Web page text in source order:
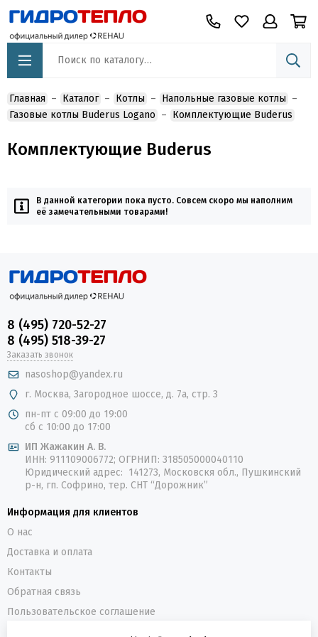
Главная Каталог Котлы
Напольные газовые котлы
Газовые котлы Buderus Logano
Комплектующие Buderus
Комплектующие Buderus
В данной категории пока пусто. Совсем скоро мы наполним
её замечательными товарами!
8 (495) 720-52-27
8 (495) 518-39-27
Заказать звонок
nasoshop@yandex.ru
г. Москва, Загородное шоссе, д. 7а, стр. 3
пн-пт с 09:00 до 19:00
сб с 10:00 до 17:00
ИП Жажакин А. В.
ИНН: 911109006772; ОГРНИП: 318505000040110
Юридический адрес: 141273, Московскя обл., Пушкинский
р-н, гп. Софрино, тер. СНТ “Дорожник”
Информация для клиентов
О нас
Доставка и оплата
Контакты
Обратная связь
Пользовательское соглашение